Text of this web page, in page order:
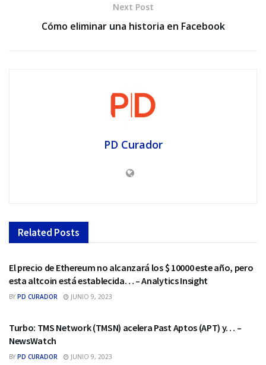
Next Post
Cómo eliminar una historia en Facebook
PD Curador
Related Posts
ALTCOINS
El precio de Ethereum no alcanzará los $ 10000 este año, pero
esta altcoin está establecida… – Analytics Insight
BY PD CURADOR JUNIO 9, 2023
Turbo: TMS Network (TMSN) acelera Past Aptos (APT) y… –
NewsWatch
BY PD CURADOR JUNIO 9, 2023